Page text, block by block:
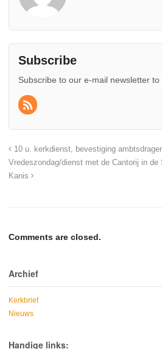
Subscribe
Subscribe to our e-mail newsletter
10 u. kerkdienst, bevestiging
Vredeszondag/dienst met de Cantorij in
Kanis
Comments are closed.
Archief
Kerkbrief
Nieuws
Handige links: